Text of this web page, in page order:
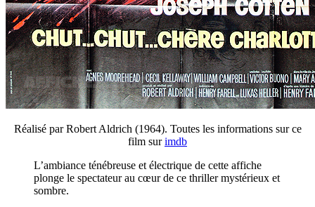
Réalisé par Robert Aldrich (1964). Toutes les informations sur ce
film surimdb
L’ambiance ténébreuse et électrique de cette affiche
plonge le spectateur au cœur de ce thriller mystérieux et
sombre.